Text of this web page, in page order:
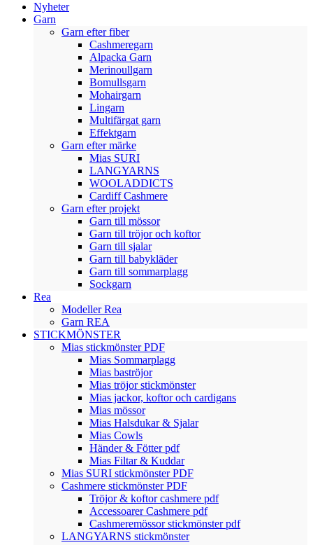
Nyheter
Garn
Garn efter fiber
Cashmeregarn
Alpacka Garn
Merinoullgarn
Bomullsgarn
Mohairgarn
Lingarn
Multifärgat garn
Effektgarn
Garn efter märke
Mias SURI
LANGYARNS
WOOLADDICTS
Cardiff Cashmere
Garn efter projekt
Garn till mössor
Garn till tröjor och koftor
Garn till sjalar
Garn till babykläder
Garn till sommarplagg
Sockgarn
Rea
Modeller Rea
Garn REA
STICKMÖNSTER
Mias stickmönster PDF
Mias Sommarplagg
Mias baströjor
Mias tröjor stickmönster
Mias jackor, koftor och cardigans
Mias mössor
Mias Halsdukar & Sjalar
Mias Cowls
Händer & Fötter pdf
Mias Filtar & Kuddar
Mias SURI stickmönster PDF
Cashmere stickmönster PDF
Tröjor & koftor cashmere pdf
Accessoarer Cashmere pdf
Cashmeremössor stickmönster pdf
LANGYARNS stickmönster